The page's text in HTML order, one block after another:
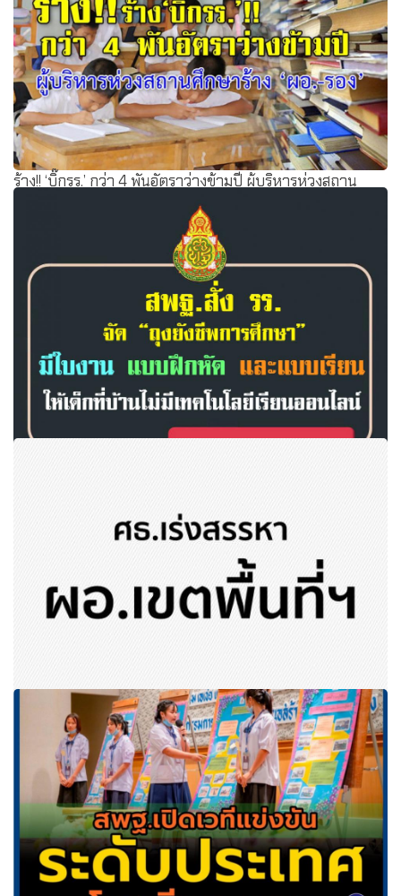
ร้าง!! ‘บิ๊กรร.’ กว่า 4 พันอัตราว่างข้ามปี ผู้บริหารห่วงสถาน
ศธ.เร่งสรรหาผอ.เขตพื้นที่ฯกว่า 107 อัตรา